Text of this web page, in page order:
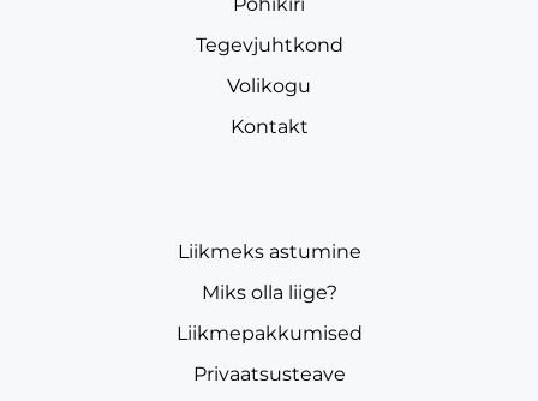
Tegevjuhtkond
Volikogu
Kontakt
Liikmeks astumine
Miks olla liige?
Liikmepakkumised
Privaatsusteave